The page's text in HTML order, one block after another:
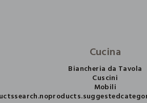
Cucina
Biancheria da Tavola
Cuscini
Mobili